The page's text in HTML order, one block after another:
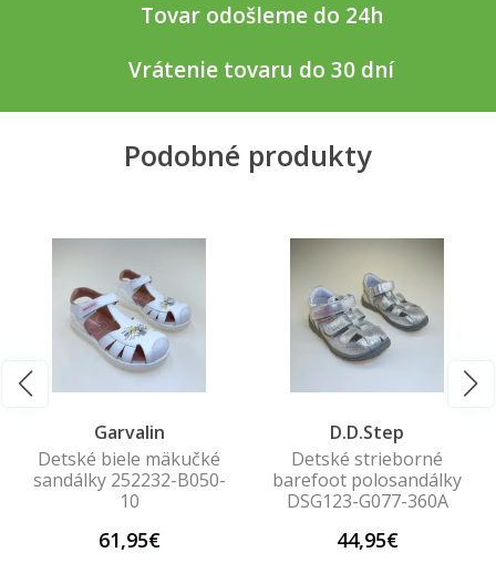
Tovar odošleme do 24h
Vrátenie tovaru do 30 dní
Podobné produkty
Garvalin
Detské biele mäkučké
sandálky 252232-B050-
10
61,95€
D.D.Step
Detské strieborné
barefoot polosandálky
DSG123-G077-360A
44,95€